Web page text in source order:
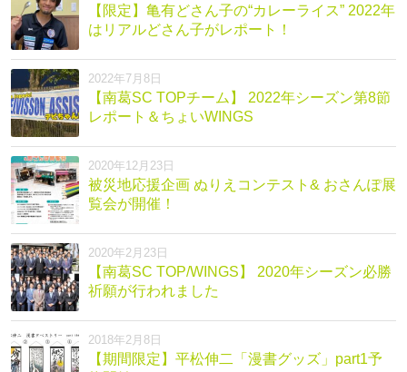
【限定】亀有どさん子の“カレーライス” 2022年
はリアルどさん子がレポート！
2022年7月8日
【南葛SC TOPチーム】 2022年シーズン第8節
レポート＆ちょいWINGS
2020年12月23日
被災地応援企画 ぬりえコンテスト& おさんぽ展
覧会が開催！
2020年2月23日
【南葛SC TOP/WINGS】 2020年シーズン必勝
祈願が行われました
2018年2月8日
【期間限定】平松伸二「漫書グッズ」part1予